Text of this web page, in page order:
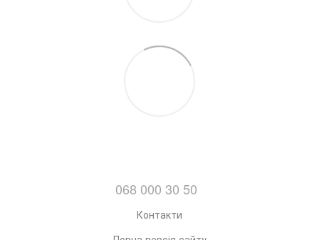
068 000 30 50
Контакти